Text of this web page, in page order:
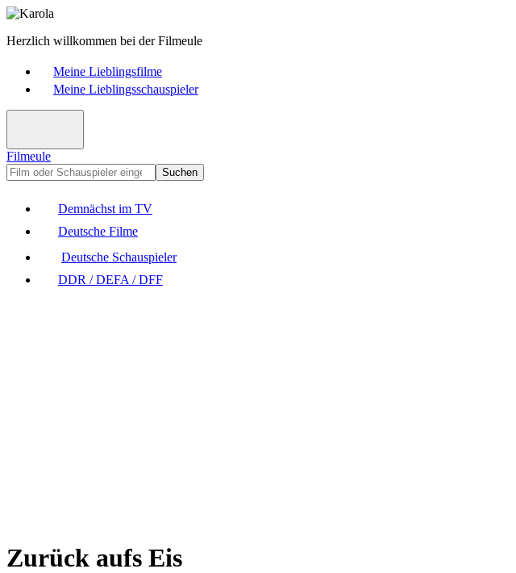
Herzlich willkommen bei der Filmeule
Meine Lieblingsfilme
Meine Lieblingsschauspieler
Filmeule
Suchen
Demnächst im TV
Deutsche Filme
Deutsche Schauspieler
DDR / DEFA / DFF
Zurück aufs Eis